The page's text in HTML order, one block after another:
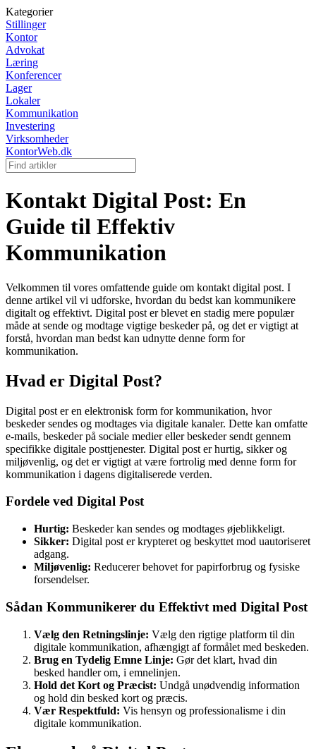
Kategorier
Stillinger
Kontor
Advokat
Læring
Konferencer
Lager
Lokaler
Kommunikation
Investering
Virksomheder
KontorWeb.dk
Kontakt Digital Post: En
Guide til Effektiv
Kommunikation
Velkommen til vores omfattende guide om kontakt digital post. I
denne artikel vil vi udforske, hvordan du bedst kan kommunikere
digitalt og effektivt. Digital post er blevet en stadig mere populær
måde at sende og modtage vigtige beskeder på, og det er vigtigt at
forstå, hvordan man bedst kan udnytte denne form for
kommunikation.
Hvad er Digital Post?
Digital post er en elektronisk form for kommunikation, hvor
beskeder sendes og modtages via digitale kanaler. Dette kan omfatte
e-mails, beskeder på sociale medier eller beskeder sendt gennem
specifikke digitale posttjenester. Digital post er hurtig, sikker og
miljøvenlig, og det er vigtigt at være fortrolig med denne form for
kommunikation i dagens digitaliserede verden.
Fordele ved Digital Post
Hurtig: Beskeder kan sendes og modtages øjeblikkeligt.
Sikker: Digital post er krypteret og beskyttet mod uautoriseret
adgang.
Miljøvenlig: Reducerer behovet for papirforbrug og fysiske
forsendelser.
Sådan Kommunikerer du Effektivt med Digital Post
Vælg den Retningslinje: Vælg den rigtige platform til din
digitale kommunikation, afhængigt af formålet med beskeden.
Brug en Tydelig Emne Linje: Gør det klart, hvad din
besked handler om, i emnelinjen.
Hold det Kort og Præcist: Undgå unødvendig information
og hold din besked kort og præcis.
Vær Respektfuld: Vis hensyn og professionalisme i din
digitale kommunikation.